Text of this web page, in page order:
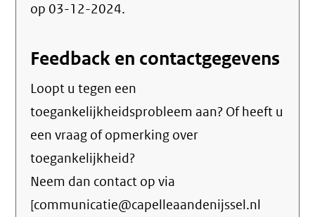
op 03-12-2024.
Feedback en contactgegevens
Loopt u tegen een
toegankelijkheidsprobleem aan? Of heeft u
een vraag of opmerking over
toegankelijkheid?
Neem dan contact op via
[communicatie@capelleaandenijssel.nl